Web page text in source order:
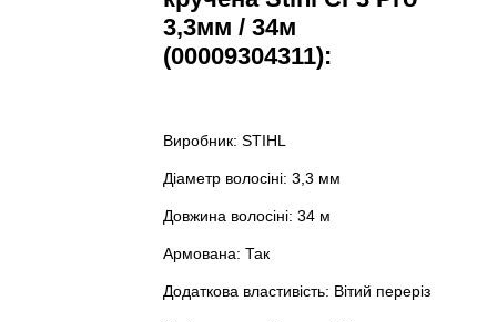
3,3мм / 34м
(00009304311):
Виробник: STIHL
Діаметр волосіні: 3,3 мм
Довжина волосіні: 34 м
Армована: Так
Додаткова властивість: Вітий переріз